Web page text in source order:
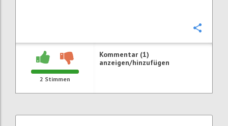
2 Stimmen
Kommentar (1)
anzeigen/hinzufügen